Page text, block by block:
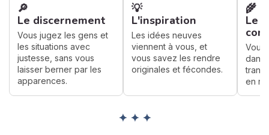
🔎
Le discernement
Vous jugez les gens et
les situations avec
justesse, sans vous
laisser berner par les
apparences.
💡
L'inspiration
Les idées neuves
viennent à vous, et
vous savez les rendre
originales et fécondes.
🌾
Le
Vous
dans
en
✦ ✦ ✦